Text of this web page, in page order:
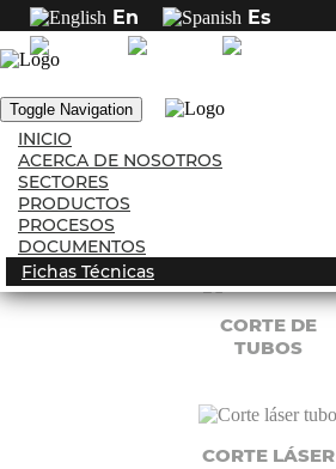
En Es
Toggle Navigation
INICIO
ACERCA DE NOSOTROS
SECTORES
PRODUCTOS
PROCESOS
DOCUMENTOS
Fichas Técnicas
CORTE DE
TUBOS
CORTE LÁSER